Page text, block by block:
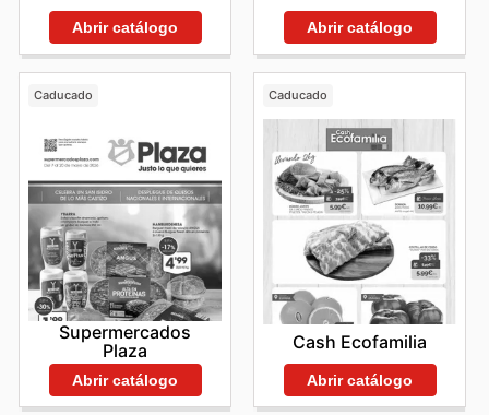
Abrir catálogo Abrir catálogo
Caducado
Supermercados
Plaza
Abrir catálogo
Caducado
Cash Ecofamilia
Abrir catálogo